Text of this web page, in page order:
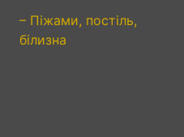
– Піжами, постіль,
білизна